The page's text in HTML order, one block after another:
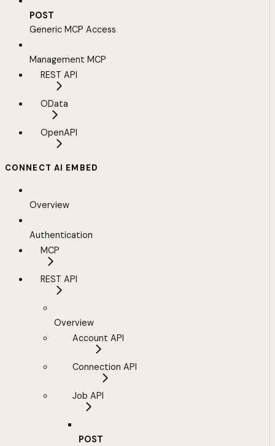
POST
Generic MCP Access
Management MCP
REST API
OData
OpenAPI
CONNECT AI EMBED
Overview
Authentication
MCP
REST API
Overview
Account API
Connection API
Job API
POST